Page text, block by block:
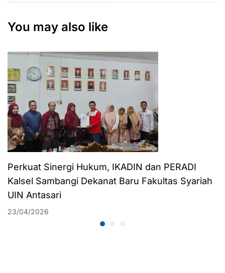
Tingkatkan Sinergi
Tantangan Masa
Depan
You may also like
Perkuat Sinergi Hukum, IKADIN dan PERADI
Kalsel Sambangi Dekanat Baru Fakultas Syariah
UIN Antasari
23/04/2026